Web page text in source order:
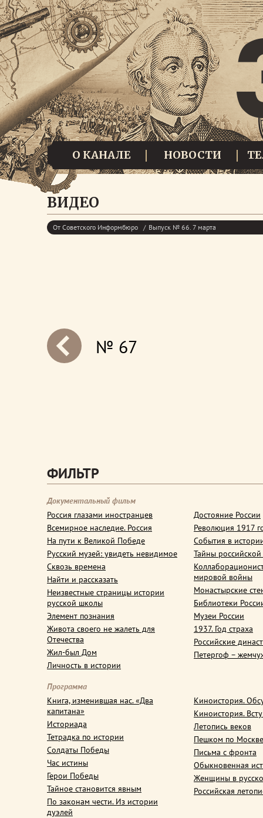
О КАНАЛЕ НОВОСТИ
ВИДЕО
От Советского Информбюро Выпуск № 66. 7 марта
№ 67
ФИЛЬТР
Документальный фильм
Россия глазами иностранцев
Всемирное наследие. Россия
На пути к Великой Победе
Русский музей: увидеть невидимое
Сквозь времена
Найти и рассказать
Неизвестные страницы истории
русской школы
Элемент познания
Живота своего не жалеть для
Отечества
Жил-был Дом
Личность в истории
Достояние России
Революция 1917
События в
Тайны
мировой войны
Монастырские
Библиотеки
Музеи России
1937. Год страха
Российские
Петергоф –
Программа
Книга, изменившая нас. «Два
капитана»
Историада
Тетрадка по истории
Солдаты Победы
Час истины
Герои Победы
Тайное становится явным
По законам чести. Из истории
дуэлей
Киноистория.
Киноистория.
Летопись веков
Пешком по Москве
Письма с фронта
Обыкновенная
Женщины в
Российская